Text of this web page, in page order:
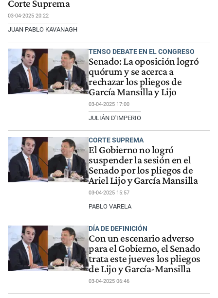
Corte Suprema
03-04-2025 20:22
JUAN PABLO KAVANAGH
TENSO DEBATE EN EL CONGRESO
Senado: La oposición logró
quórum y se acerca a
rechazar los pliegos de
García Mansilla y Lijo
03-04-2025 17:00
JULIÁN D'IMPERIO
CORTE SUPREMA
El Gobierno no logró
suspender la sesión en el
Senado por los pliegos de
Ariel Lijo y García Mansilla
03-04-2025 15:57
PABLO VARELA
DÍA DE DEFINICIÓN
Con un escenario adverso
para el Gobierno, el Senado
trata este jueves los pliegos
de Lijo y García-Mansilla
03-04-2025 06:46